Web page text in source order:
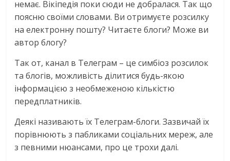
немає. Вікіпедія поки сюди не добралася. Так що
поясню своїми словами. Ви отримуєте розсилку
на електронну пошту? Читаєте блоги? Може ви
автор блогу?
Так от, канал в Телеграм – це симбіоз розсилок
та блогів, можливість ділитися будь-якою
інформацією з необмеженою кількістю
передплатників.
Деякі називають їх Телеграм-блоги. Зазвичай їх
порівнюють з пабликами соціальних мереж, але
з певними нюансами, про це трохи далі.